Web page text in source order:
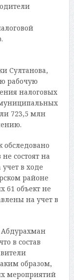
Султанова,
рабочую
налоговых
723,5 млн
обследовано
состоят на
в ходе
районе
61 объект не
на учет в
Абдурахман
в состав
образом,
мероприятий